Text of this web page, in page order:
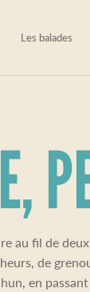
Les balades
au fil de
de
en